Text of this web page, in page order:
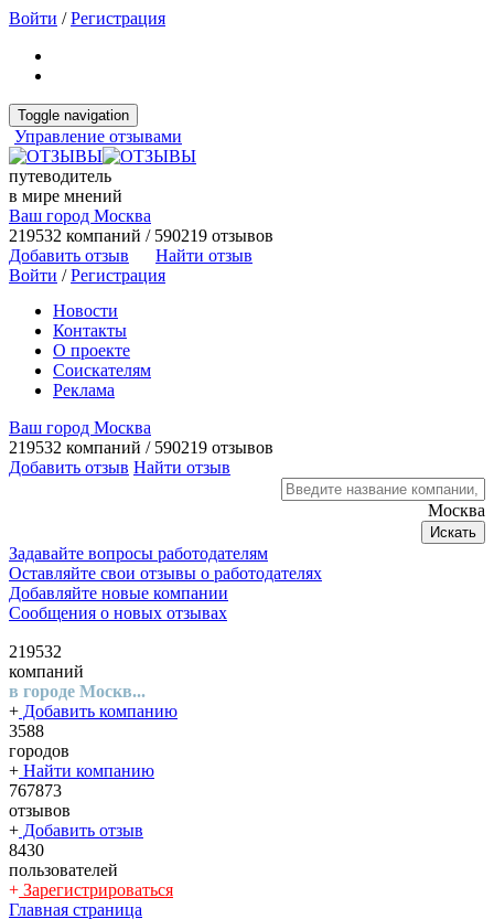
Войти /Регистрация
Toggle navigation
Управление отзывами
путеводитель
в мире мнений
Ваш город Москва
219532 компаний / 590219 отзывов
Добавить отзыв
Найти отзыв
Войти /Регистрация
Новости
Контакты
О проекте
Соискателям
Реклама
Ваш город Москва
219532 компаний / 590219 отзывов
Добавить отзыв Найти отзыв
Москва
Искать
Задавайте вопросы работодателям
Оставляйте свои отзывы о работодателях
Добавляйте новые компании
Сообщения о новых отзывах
219532
компаний
в городе Москв...
+ Добавить компанию
3588
городов
+ Найти компанию
767873
отзывов
+ Добавить отзыв
8430
пользователей
+ Зарегистрироваться
Главная страница